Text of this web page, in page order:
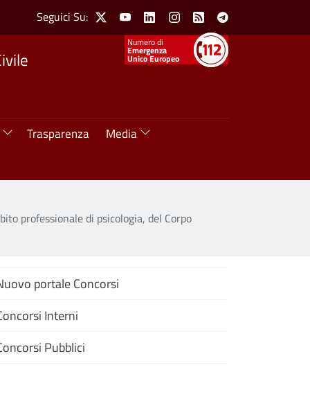
Social Menu
Seguici Su: X YoutubeLinkedinInstagram
Feed Telegram
Numeri utili
Emergenza
Unico Europeo
Trasparenza
Media
professionale di psicologia, del Corpo
Bandi
portale Concorsi
Interni
Pubblici